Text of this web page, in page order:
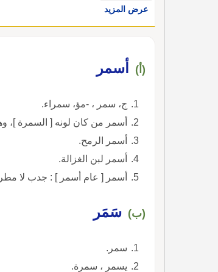
عرض المزيد
(أ) أسمر
ج، سمر ، -مؤ، سمراء.
أسمر من كان لونه [ السمرة ]،
أسمر الرمح.
أسمر لبن الغزالة.
أسمر [ عام أسمر ] : جدب لا
(ب) سَمَر
سمر.
يسمر ، سمرة.